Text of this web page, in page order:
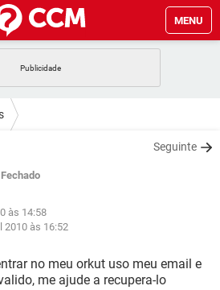
MENU
EXCEL
EXCEL
WHATSAPP
FACEBOOK
Seguinte
Fechado
às 14:58
2010 às 16:52
no meu orkut uso meu email e
me ajude a recupera-lo